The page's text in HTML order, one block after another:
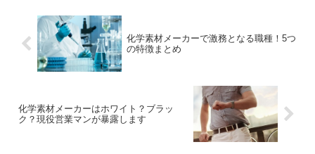
化学素材メーカーで激務となる職種！5つ
の特徴まとめ
化学素材メーカーはホワイト？ブラッ
ク？現役営業マンが暴露します